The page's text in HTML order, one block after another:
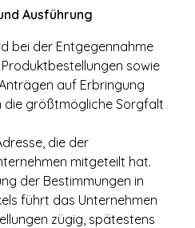
Ausführung
bei der Entgegennahme
sowie
auf Erbringung
die größtmögliche Sorgfalt
die der
mitgeteilt hat.
der Bestimmungen in
führt das Unternehmen
zügig, spätestens